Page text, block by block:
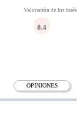
OPINIONES
Valoración de los
8.4